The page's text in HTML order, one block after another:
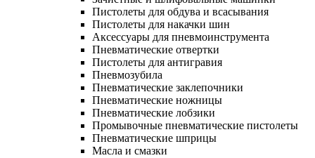
Пистолеты для обдува и всасывания
Пистолеты для накачки шин
Аксессуары для пневмоинструмента
Пневматические отвертки
Пистолеты для антигравия
Пневмозубила
Пневматические заклепочники
Пневматические ножницы
Пневматические лобзики
Промывочные пневматические пистолеты
Пневматические шприцы
Масла и смазки